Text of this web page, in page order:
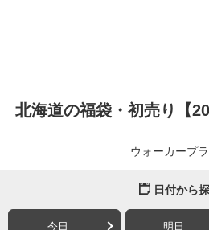
北海道の福袋・初売り【
ウォーカープ
日付から
今日 明日